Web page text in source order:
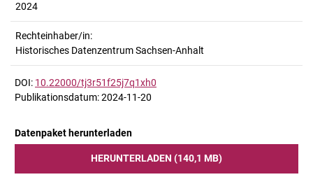
2024
Rechteinhaber/in:
Historisches Datenzentrum Sachsen-Anhalt
DOI: 10.22000/tj3r51f25j7q1xh0
Publikationsdatum: 2024-11-20
Datenpaket herunterladen
HERUNTERLADEN (140,1 MB)